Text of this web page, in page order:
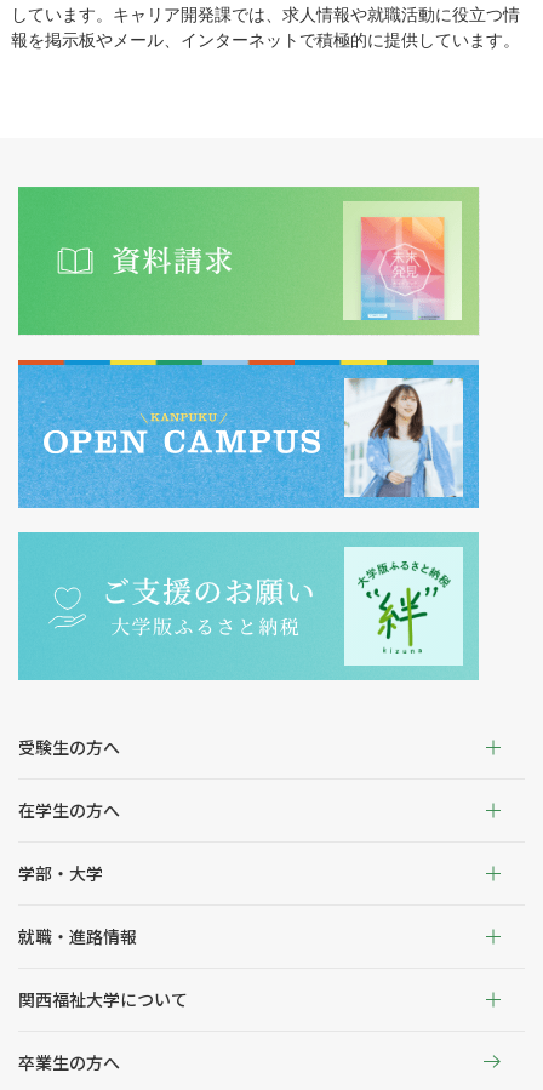
しています。キャリア開発課では、求人情報や就職活動に役立つ情
報を掲示板やメール、インターネットで積極的に提供しています。
受験生の方へ
在学生の方へ
学部・大学
就職・進路情報
関西福祉大学について
卒業生の方へ